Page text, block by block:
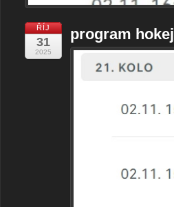
ŘÍJ
31
2025
program hokej